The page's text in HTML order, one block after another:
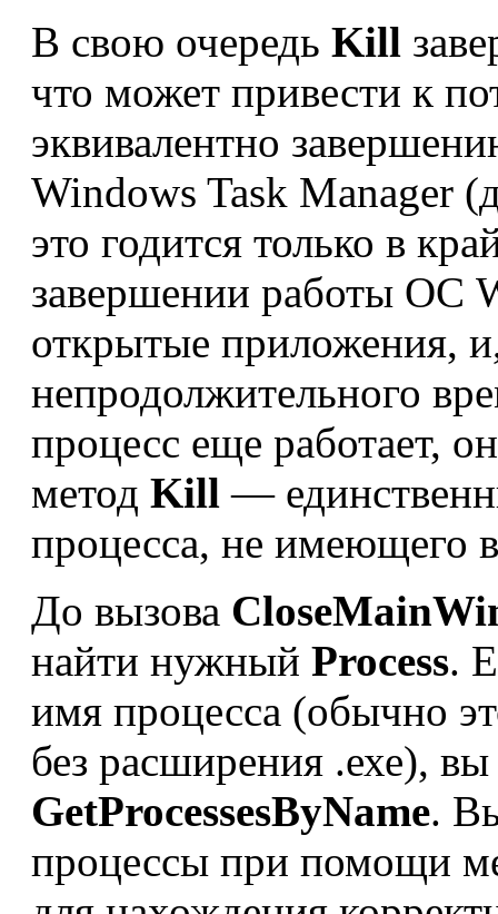
В свою очередь Kill
что может привести к
эквивалентно
Windows Task Manager
это годится только в
завершении работы ОС
открытые приложения,
непродолжительного
процесс еще работает,
метод Kill —
процесса, не имеющего
До вызова
найти нужный Process.
имя процесса (обычно
без расширения .ехе),
GetProcessesByName.
процессы при помощи